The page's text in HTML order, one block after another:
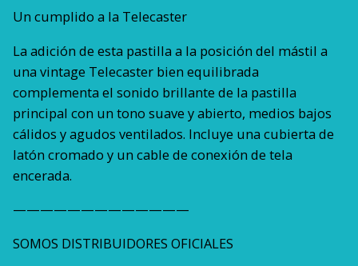
Un cumplido a la Telecaster
La adición de esta pastilla a la posición del mástil a
una vintage Telecaster bien equilibrada
complementa el sonido brillante de la pastilla
principal con un tono suave y abierto, medios bajos
cálidos y agudos ventilados. Incluye una cubierta de
latón cromado y un cable de conexión de tela
encerada.
—————————————
SOMOS DISTRIBUIDORES OFICIALES